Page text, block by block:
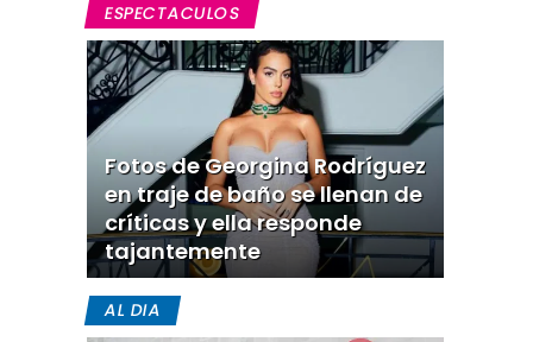
ESPECTACULOS
Fotos de Georgina Rodríguez
en traje de baño se llenan de
críticas y ella responde
tajantemente
AL DIA